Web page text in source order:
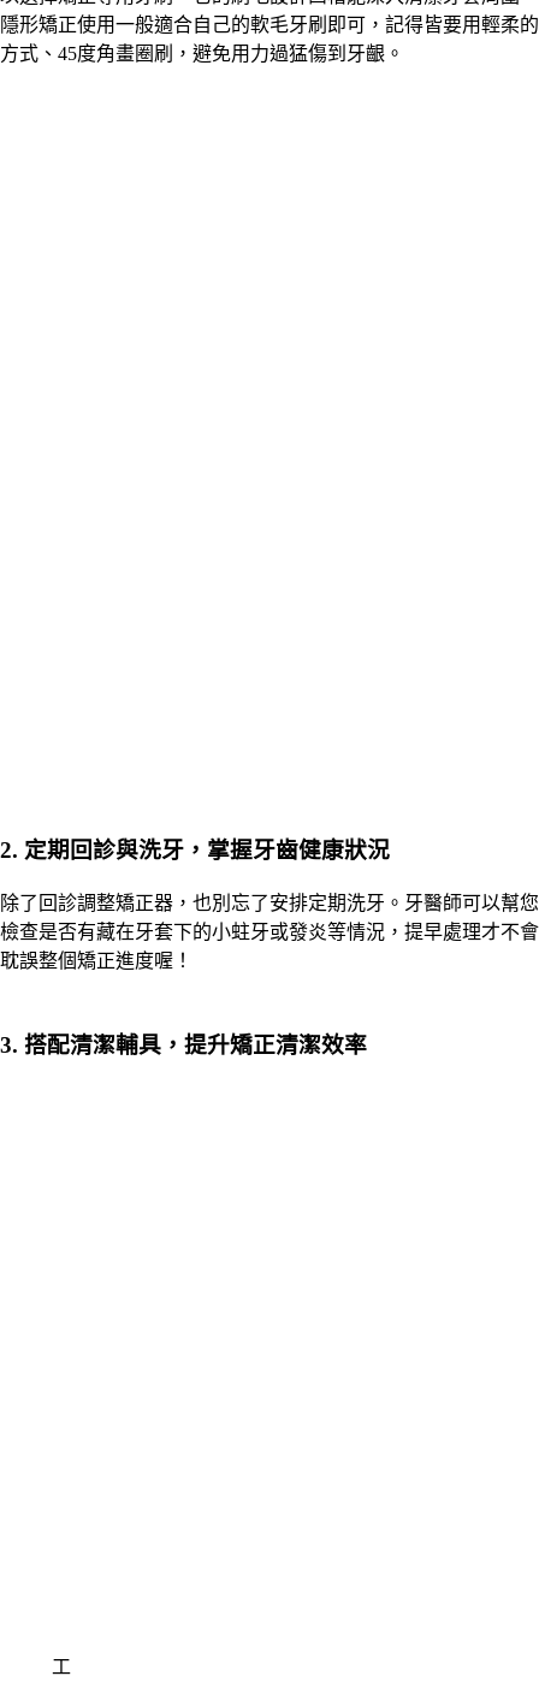
隱形矯正使用一般適合自己的軟毛牙刷即可，記得皆要用輕柔的
方式、45度角畫圈刷，避免用力過猛傷到牙齦。
2. 定期回診與洗牙，掌握牙齒健康狀況
除了回診調整矯正器，也別忘了安排定期洗牙。牙醫師可以幫您
檢查是否有藏在牙套下的小蛀牙或發炎等情況，提早處理才不會
耽誤整個矯正進度喔！
3. 搭配清潔輔具，提升矯正清潔效率
工